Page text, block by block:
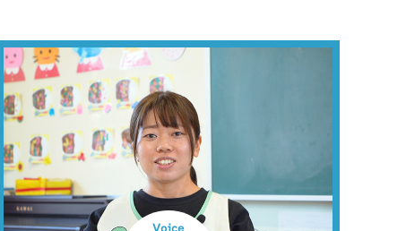
Voice